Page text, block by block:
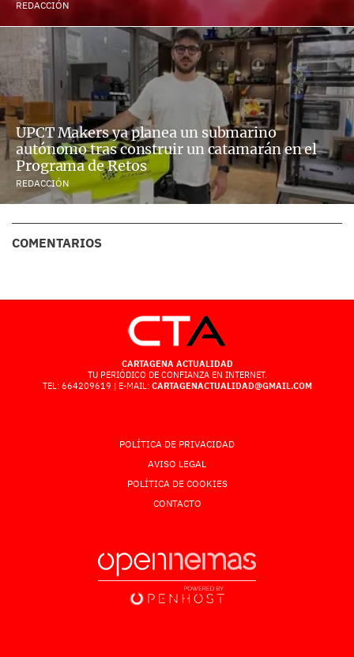
REDACCIÓN
UPCT Makers ya planea un submarino
autónomo tras construir un catamarán en el
Programa de Retos
REDACCIÓN
COMENTARIOS
CARTAGENA ACTUALIDAD
TU PERIÓDICO DE CONFIANZA EN INTERNET.
TEL: 664209619 | E-MAIL: CARTAGENACTUALIDAD@GMAIL.COM
POLÍTICA DE PRIVACIDAD
AVISO LEGAL
POLÍTICA DE COOKIES
CONTACTO